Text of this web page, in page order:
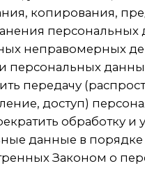
данных
достижением конкретных,
и законных целей. Не
с целями сбора персональных
объединение баз данных,
данные, обработка
в целях,
между собой.
отвечают целям их обработки.
и объем обрабатываемых